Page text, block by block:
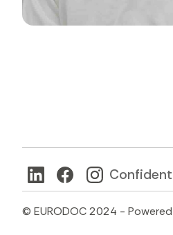
© EURODOC 2024 -